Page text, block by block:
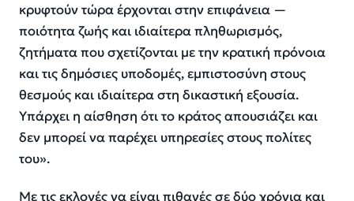
κρυφτούν τώρα έρχονται στην επιφάνεια —
ποιότητα ζωής και ιδιαίτερα πληθωρισμός,
ζητήματα που σχετίζονται με την κρατική πρόνοια
και τις δημόσιες υποδομές, εμπιστοσύνη στους
θεσμούς και ιδιαίτερα στη δικαστική εξουσία.
Υπάρχει η αίσθηση ότι το κράτος απουσιάζει και
δεν μπορεί να παρέχει υπηρεσίες στους πολίτες
του».
Με τις εκλογές να είναι πιθανές σε δύο χρόνια και